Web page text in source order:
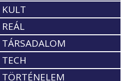
KULT
REÁL
TÁRSADALOM
TECH
TÖRTÉNELEM